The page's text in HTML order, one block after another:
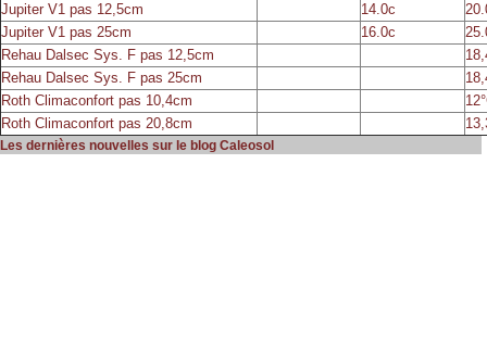
Jupiter V1 pas 12,5cm 14.0c
Jupiter V1 pas 25cm
16.0c
Rehau Dalsec Sys. F pas 12,5cm
Rehau Dalsec Sys. F pas 25cm
Roth Climaconfort pas 10,4cm
Roth Climaconfort pas 20,8cm
Les dernières nouvelles sur le blog Caleosol